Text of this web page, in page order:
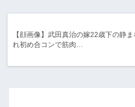
【顔画像】武田真治の嫁22歳下の静
れ初め合コンで筋肉…